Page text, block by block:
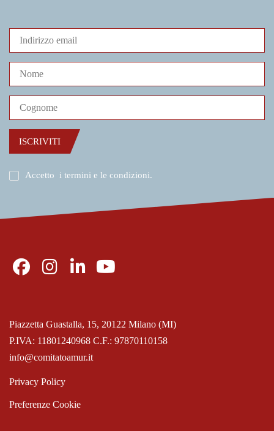
ISCRIVITI
Accetto i termini e le condizioni.
P.IVA: 11801240968 C.F.: 97870110158
Piazzetta Guastalla, 15, 20122 Milano (MI)
info@comitatoamur.it
Privacy Policy
Preferenze Cookie